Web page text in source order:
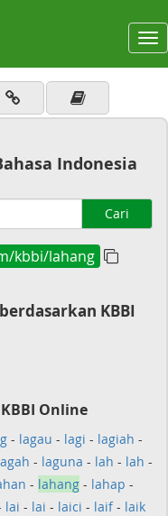
Indonesia
Cari
kbbi/lahang
KBBI
Online
- lagau - lagi - lagiah -
- laguna - lah - lah -
- lahang - lahap -
lai - lai - laici - laif- laik